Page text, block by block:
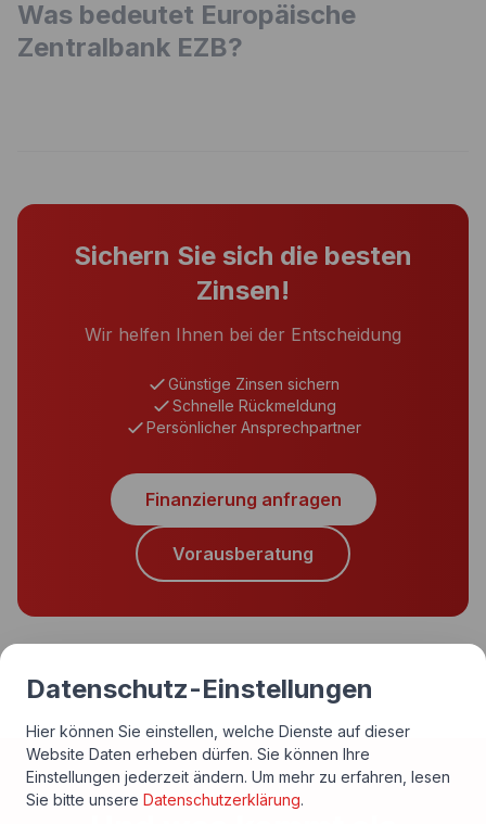
Was bedeutet Europäische
Zentralbank EZB?
Sichern Sie sich die besten
Zinsen!
Wir helfen Ihnen bei der Entscheidung
Günstige Zinsen sichern
Schnelle Rückmeldung
Persönlicher Ansprechpartner
Finanzierung anfragen
Vorausberatung
Datenschutz-Einstellungen
Hier können Sie einstellen, welche Dienste auf dieser
Website Daten erheben dürfen. Sie können Ihre
Einstellungen jederzeit ändern. Um mehr zu erfahren, lesen
Sie bitte unsere Datenschutzerklärung.